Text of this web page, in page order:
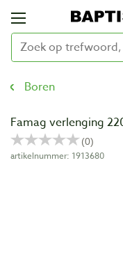
Boren
Famag verlenging
artikelnummer: 1913680